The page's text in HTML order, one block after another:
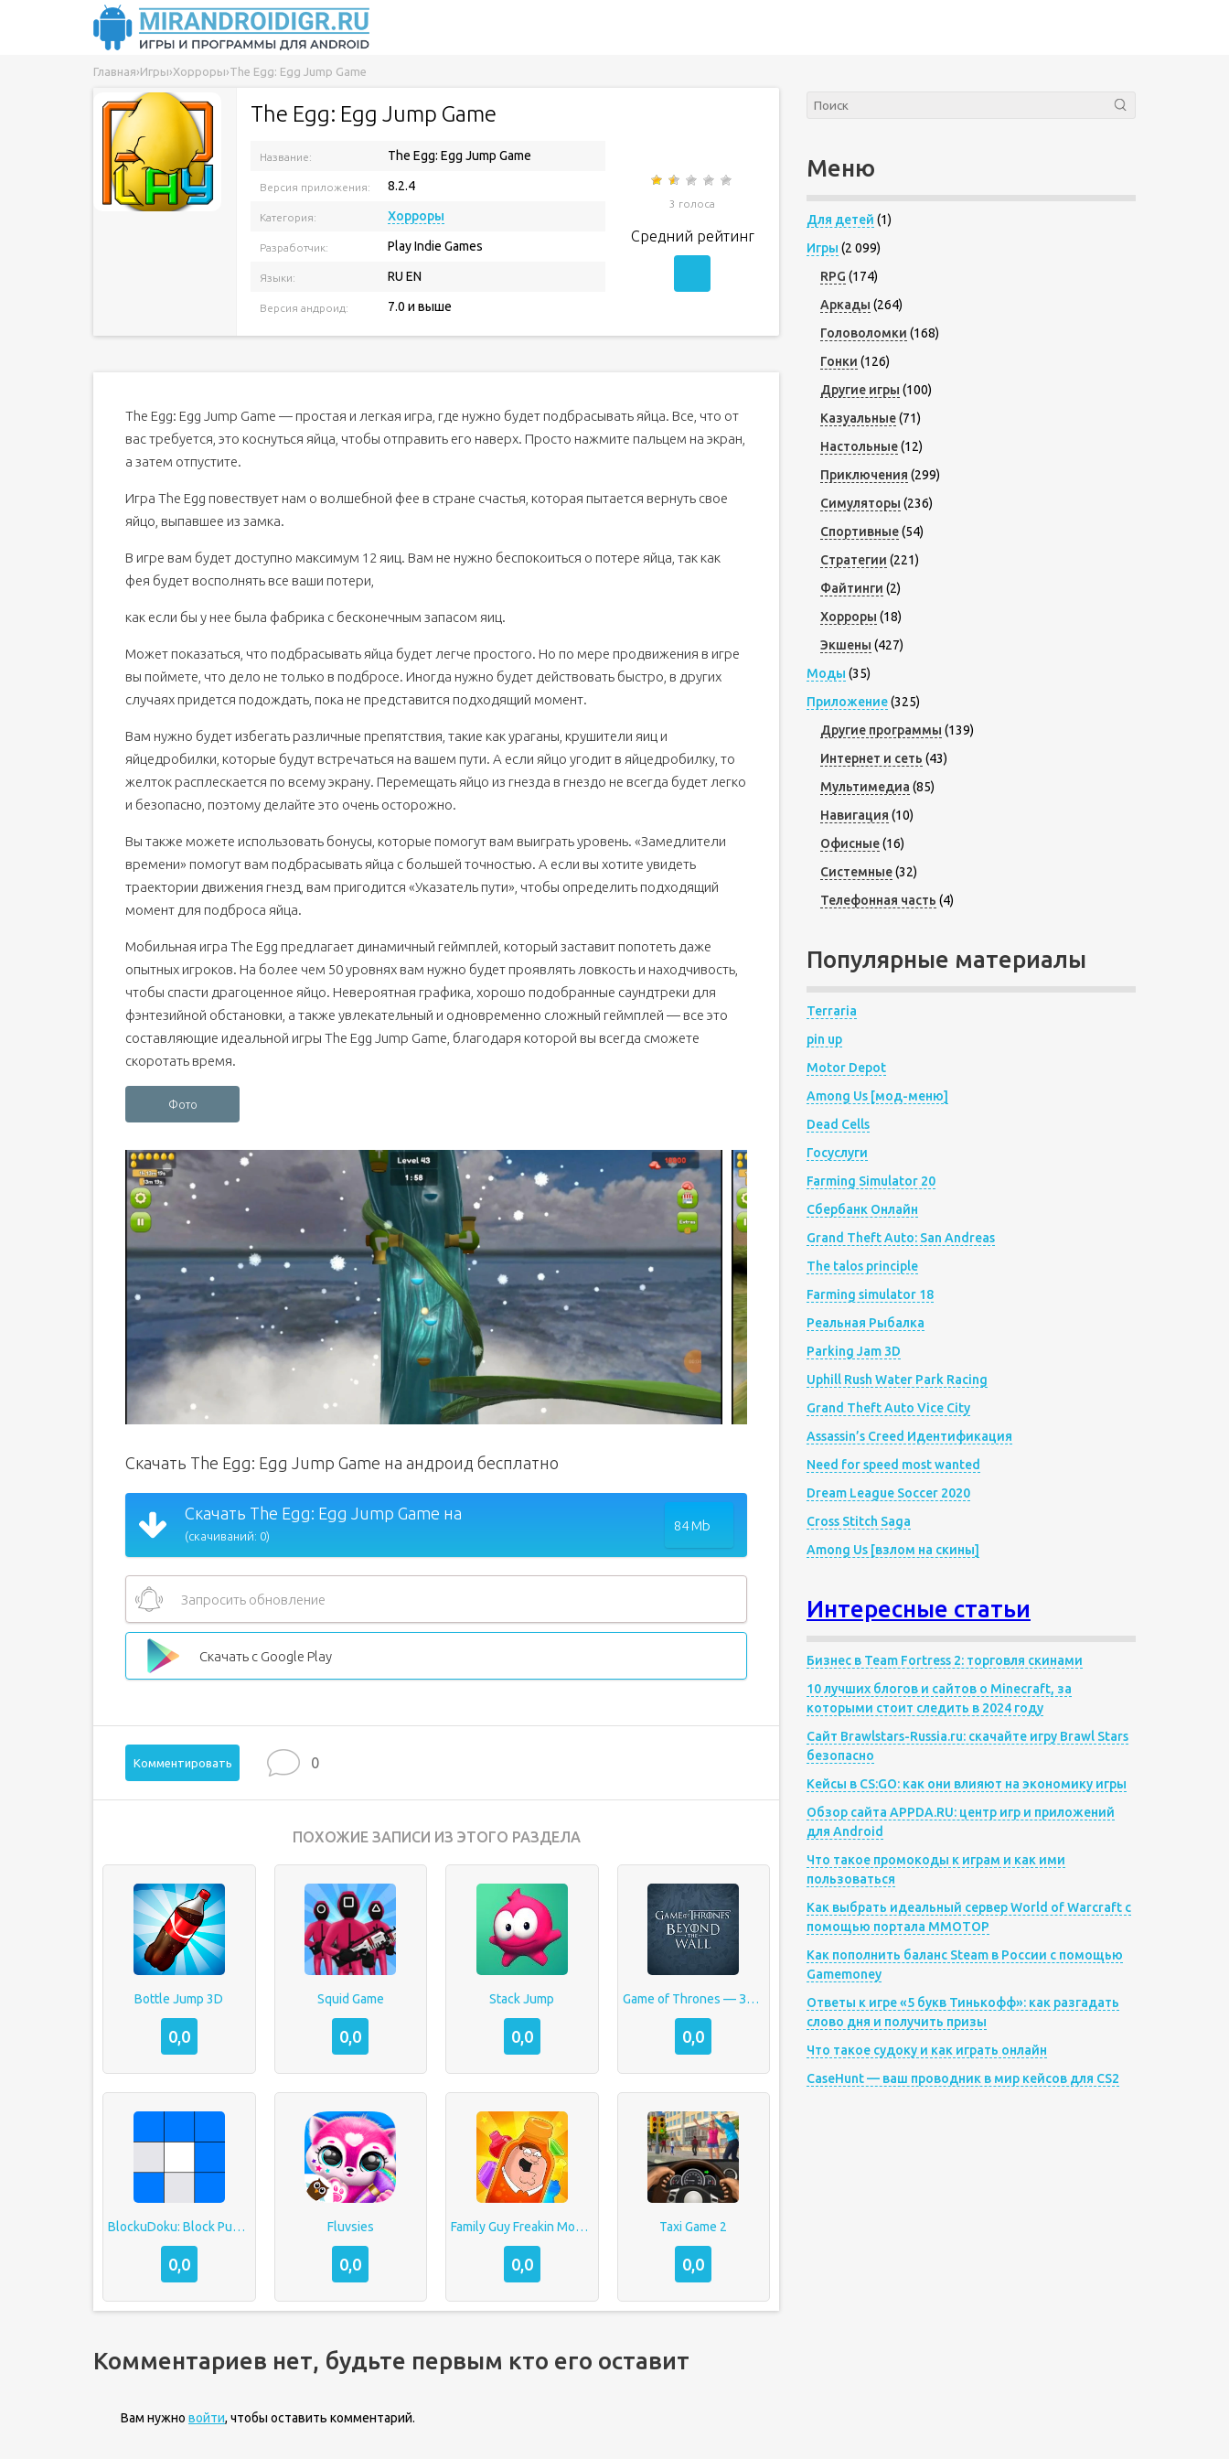
Главная›Игры›Хорроры›The Egg: Egg Jump Game
The Egg: Egg Jump Game
Название: The Egg: Egg Jump Game
Версия приложения: 8.2.4
Категория: Хорроры
Разработчик: Play Indie Games
Языки: RU EN
Версия андроид: 7.0 и выше
3 голоса
Средний рейтинг
The Egg: Egg Jump Game — простая и легкая игра, где нужно будет подбрасывать яйца. Все, что от
вас требуется, это коснуться яйца, чтобы отправить его наверх. Просто нажмите пальцем на экран,
а затем отпустите.
Игра The Egg повествует нам о волшебной фее в стране счастья, которая пытается вернуть свое
яйцо, выпавшее из замка.
В игре вам будет доступно максимум 12 яиц. Вам не нужно беспокоиться о потере яйца, так как
фея будет восполнять все ваши потери,
как если бы у нее была фабрика с бесконечным запасом яиц.
Может показаться, что подбрасывать яйца будет легче простого. Но по мере продвижения в игре
вы поймете, что дело не только в подбросе. Иногда нужно будет действовать быстро, в других
случаях придется подождать, пока не представится подходящий момент.
Вам нужно будет избегать различные препятствия, такие как ураганы, крушители яиц и
яйцедробилки, которые будут встречаться на вашем пути. А если яйцо угодит в яйцедробилку, то
желток расплескается по всему экрану. Перемещать яйцо из гнезда в гнездо не всегда будет легко
и безопасно, поэтому делайте это очень осторожно.
Вы также можете использовать бонусы, которые помогут вам выиграть уровень. «Замедлители
времени» помогут вам подбрасывать яйца с большей точностью. А если вы хотите увидеть
траектории движения гнезд, вам пригодится «Указатель пути», чтобы определить подходящий
момент для подброса яйца.
Мобильная игра The Egg предлагает динамичный геймплей, который заставит попотеть даже
опытных игроков. На более чем 50 уровнях вам нужно будет проявлять ловкость и находчивость,
чтобы спасти драгоценное яйцо. Невероятная графика, хорошо подобранные саундтреки для
фэнтезийной обстановки, а также увлекательный и одновременно сложный геймплей — все это
составляющие идеальной игры The Egg Jump Game, благодаря которой вы всегда сможете
скоротать время.
Фото
Скачать The Egg: Egg Jump Game на андроид бесплатно
Скачать The Egg: Egg Jump Game на
(скачиваний: 0)
84 Mb
Запросить обновление
Скачать с Google Play
Комментировать 0
ПОХОЖИЕ ЗАПИСИ ИЗ ЭТОГО РАЗДЕЛА
Bottle Jump 3D
0,0
Squid Game
0,0
Stack Jump
0,0
Game of Thrones — За Стеной
0,0
BlockuDoku: Block Puzzle Game
0,0
Fluvsies
0,0
Family Guy Freakin Mobile Game
0,0
Taxi Game 2
0,0
Комментариев нет, будьте первым кто его оставит
Вам нужно войти, чтобы оставить комментарий.
Меню
Для детей (1)
Игры (2 099)
RPG (174)
Аркады (264)
Головоломки (168)
Гонки (126)
Другие игры (100)
Казуальные(71)
Настольные(12)
Приключения (299)
Симуляторы (236)
Спортивные(54)
Стратегии (221)
Файтинги (2)
Хорроры (18)
Экшены (427)
Моды (35)
Приложение(325)
Другие программы (139)
Интернет и сеть (43)
Мультимедиа (85)
Навигация (10)
Офисные(16)
Системные(32)
Телефонная часть (4)
Популярные материалы
Terraria
pin up
Motor Depot
Among Us [мод-меню]
Dead Cells
Госуслуги
Farming Simulator 20
Сбербанк Онлайн
Grand Theft Auto: San Andreas
The talos principle
Farming simulator 18
Реальная Рыбалка
Parking Jam 3D
Uphill Rush Water Park Racing
Grand Theft Auto Vice City
Assassin’s Creed Идентификация
Need for speed most wanted
Dream League Soccer 2020
Cross Stitch Saga
Among Us [взлом на скины]
Интересные статьи
Бизнес в Team Fortress 2: торговля скинами
10 лучших блогов и сайтов о Minecraft, за
которыми стоит следить в 2024 году
Сайт Brawlstars-Russia.ru: скачайте игру Brawl Stars
безопасно
Кейсы в CS:GO: как они влияют на экономику игры
Обзор сайта APPDA.RU: центр игр и приложений
для Android
Что такое промокоды к играм и как ими
пользоваться
Как выбрать идеальный сервер World of Warcraft с
помощью портала MMOTOP
Как пополнить баланс Steam в России с помощью
Gamemoney
Ответы к игре «5 букв Тинькофф»: как разгадать
слово дня и получить призы
Что такое судоку и как играть онлайн
CaseHunt — ваш проводник в мир кейсов для CS2